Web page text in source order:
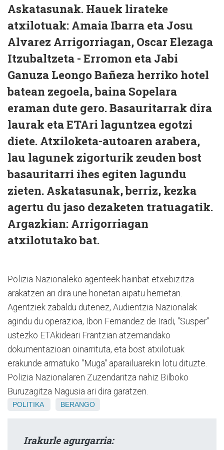
Askatasunak. Hauek lirateke
atxilotuak: Amaia Ibarra eta Josu
Alvarez Arrigorriagan, Oscar Elezaga
Itzubaltzeta - Erromon eta Jabi
Ganuza Leongo Bañeza herriko hotel
batean zegoela, baina Sopelara
eraman dute gero. Basauritarrak dira
laurak eta ETAri laguntzea egotzi
diete. Atxiloketa-autoaren arabera,
lau lagunek zigorturik zeuden bost
basauritarri ihes egiten lagundu
zieten. Askatasunak, berriz, kezka
agertu du jaso dezaketen tratuagatik.
Argazkian: Arrigorriagan
atxilotutako bat.
Polizia Nazionaleko agenteek hainbat etxebizitza
arakatzen ari dira une honetan aipatu herrietan.
Agentziek zabaldu dutenez, Audientzia Nazionalak
agindu du operazioa, Ibon Fernandez de Iradi, "Susper"
ustezko ETAkideari Frantzian atzemandako
dokumentazioan oinarrituta, eta bost atxilotuak
erakunde armatuko "Muga" aparailuarekin lotu dituzte.
Polizia Nazionalaren Zuzendaritza nahiz Bilboko
Buruzagitza Nagusia ari dira garatzen.
POLITIKA BERANGO
Irakurle agurgarria: